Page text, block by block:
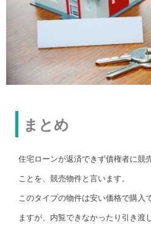
まとめ
住宅ローンが返済できず債権者に競
ことを、競売物件と言います。
このタイプの物件は安い価格で購入
ますが、内覧できなかったり引き渡